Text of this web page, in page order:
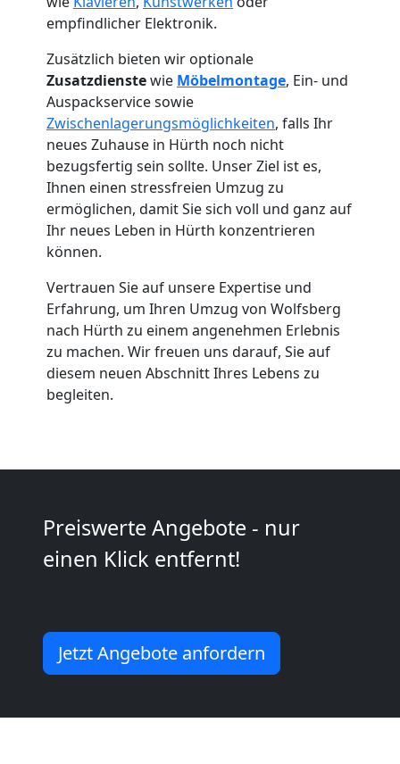
empfindlicher Elektronik.
Zusätzlich bieten wir optionale
Zusatzdienstewie Möbelmontage, Ein- und
Auspackservice sowie
Zwischenlagerungsmöglichkeiten, falls Ihr
neues Zuhause in Hürth noch nicht
bezugsfertig sein sollte. Unser Ziel ist es,
Ihnen einen stressfreien Umzug zu
ermöglichen, damit Sie sich voll und ganz auf
Ihr neues Leben in Hürth konzentrieren
können.
Vertrauen Sie auf unsere Expertise und
Erfahrung, um Ihren Umzug von Wolfsberg
nach Hürth zu einem angenehmen Erlebnis
zu machen. Wir freuen uns darauf, Sie auf
diesem neuen Abschnitt Ihres Lebens zu
begleiten.
Preiswerte Angebote - nur
einen Klick entfernt!
Jetzt Angebote anfordern
Umzugshelfer
Wolfsberg
Möbeltaxi
Wolfsberg
Kleintransport
Wolfsberg
Wolfsberg